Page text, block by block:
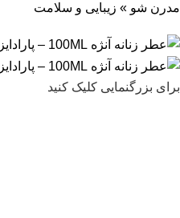
مدرن شو » زیبایی و سلامت
برای بزرگنمایی کلیک کنید